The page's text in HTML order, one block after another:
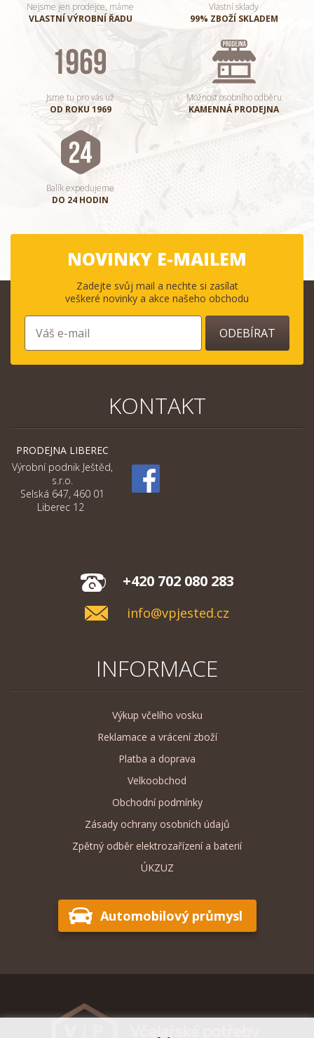
Nejsme jen prodejce, máme
VLASTNÍ VÝROBNÍ ŘADU
Vlastní sklady
99% ZBOŽÍ SKLADEM
Jsme tu pro vás už
OD ROKU 1969
Možnost osobního odběru
KAMENNÁ PRODEJNA
Balík expedujeme
DO 24 HODIN
NOVINKY E-MAILEM
Zadejte svůj mail a nechte si zasílat
veškeré novinky a akce našeho obchodu
ODEBÍRAT
KONTAKT
PRODEJNA LIBEREC
Výrobní podnik Ještěd,
s.r.o.
Selská 647, 460 01
Liberec 12
+420 702 080 283
info@vpjested.cz
INFORMACE
Výkup včelího vosku
Reklamace a vrácení zboží
Platba a doprava
Velkoobchod
Obchodní podmínky
Zásady ochrany osobních údajů
Zpětný odběr elektrozařízení a baterií
ÚKZUZ
Automobilový průmysl